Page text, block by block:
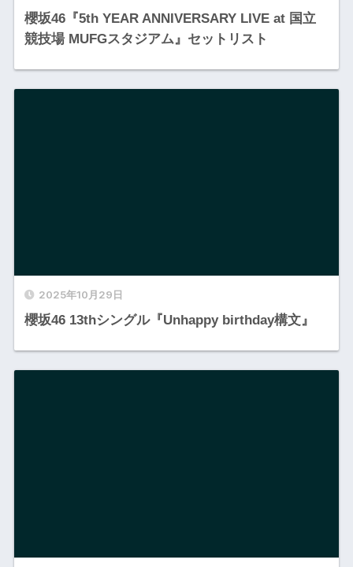
櫻坂46『5th YEAR ANNIVERSARY LIVE at 国立
競技場 MUFGスタジアム』セットリスト
2025年10月29日
櫻坂46 13thシングル『Unhappy birthday構文』